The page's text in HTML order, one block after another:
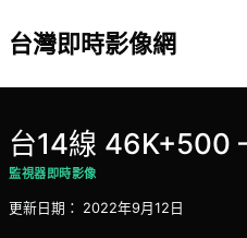
to台灣即時影像網
台14線 46K+500
監視器即時影像
更新日期： 2022年9月12日